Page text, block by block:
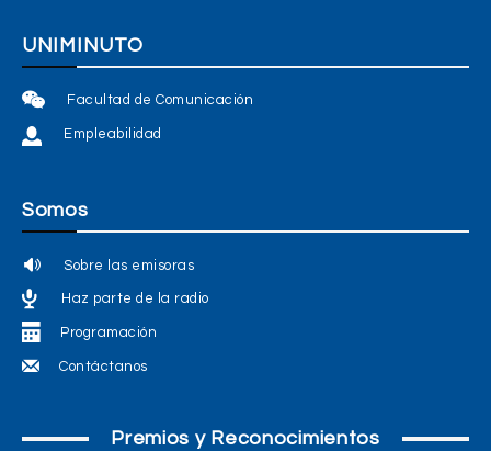
UNIMINUTO
Facultad de Comunicación
Empleabilidad
Somos
Sobre las emisoras
Haz parte de la radio
Programación
Contáctanos
Premios y Reconocimientos